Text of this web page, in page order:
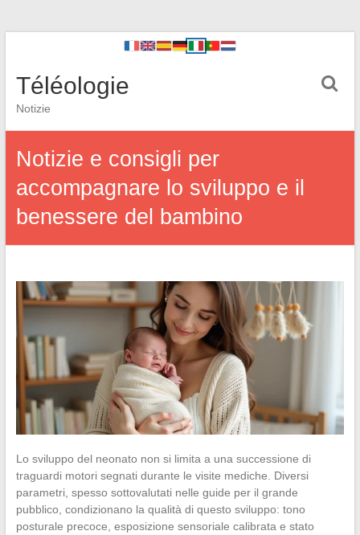
Téléologie
Notizie
Notizie e consigli per
accompagnare lo sviluppo e il
benessere del bambino
Lo sviluppo del neonato non si limita a una successione di
traguardi motori segnati durante le visite mediche. Diversi
parametri, spesso sottovalutati nelle guide per il grande
pubblico, condizionano la qualità di questo sviluppo: tono
posturale precoce, esposizione sensoriale calibrata e stato